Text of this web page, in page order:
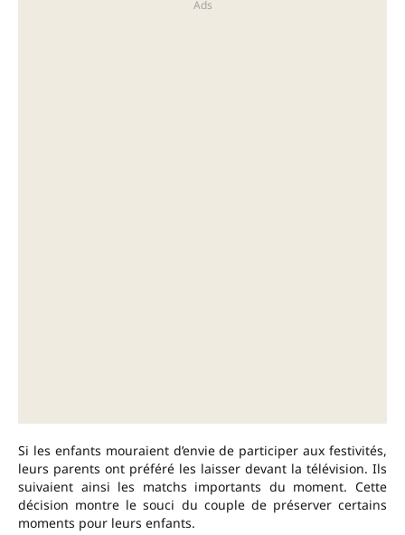
Si les enfants mouraient d’envie de participer aux festivités,
leurs parents ont préféré les laisser devant la télévision. Ils
suivaient ainsi les matchs importants du moment. Cette
décision montre le souci du couple de préserver certains
moments pour leurs enfants.